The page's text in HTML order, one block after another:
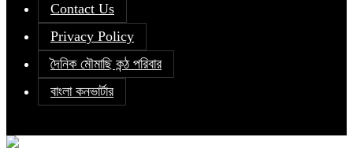
Contact Us
Privacy Policy
দৈনিক মৌমাছি কন্ঠ পরিবার
বাংলা কনভার্টার